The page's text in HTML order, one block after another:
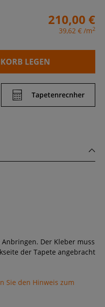
210,00 €
39,62 € /m2
LEGEN
Tapetenrecnher
Anbringen. Der Kleber muss
der Tapete angebracht
Sie den Hinweis zum